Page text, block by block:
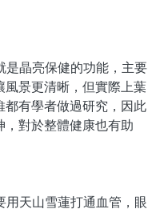
是晶亮保健的功能，主要
風景更清晰，但實際上葉
有學者做過研究，因此
對於整體健康也有助
用天山雪蓮打通血管，眼